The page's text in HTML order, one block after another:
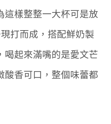
這樣整整一大杯可是放
打而成，搭配鮮奶製
喝起來滿嘴的是愛文芒
酸香可口，整個味蕾都